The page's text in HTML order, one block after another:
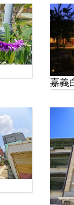
嘉義